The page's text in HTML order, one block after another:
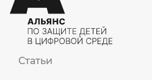
Статьи